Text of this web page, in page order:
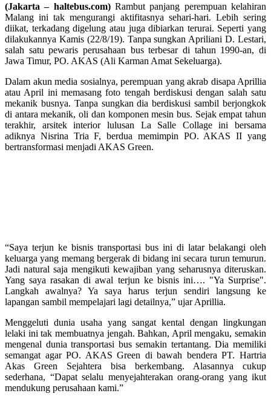
(Jakarta – haltebus.com)Rambut panjang perempuan kelahiran
Malang ini tak mengurangi aktifitasnya sehari-hari. Lebih sering
diikat, terkadang digelung atau juga dibiarkan terurai. Seperti yang
dilakukannya Kamis (22/8/19). Tanpa sungkan Apriliani D. Lestari,
salah satu pewaris perusahaan bus terbesar di tahun 1990-an, di
Jawa Timur, PO. AKAS (Ali Karman Amat Sekeluarga).
Dalam akun media sosialnya, perempuan yang akrab disapa Aprillia
atau April ini memasang foto tengah berdiskusi dengan salah satu
mekanik busnya. Tanpa sungkan dia berdiskusi sambil berjongkok
di antara mekanik, oli dan komponen mesin bus. Sejak empat tahun
terakhir, arsitek interior lulusan La Salle Collage ini bersama
adiknya Nisrina Tria F, berdua memimpin PO. AKAS II yang
bertransformasi menjadi AKAS Green.
“Saya terjun ke bisnis transportasi bus ini di latar belakangi oleh
keluarga yang memang bergerak di bidang ini secara turun temurun.
Jadi natural saja mengikuti kewajiban yang seharusnya diteruskan.
Yang saya rasakan di awal terjun ke bisnis ini…. "Ya Surprise".
Langkah awalnya? Ya saya harus terjun sendiri langsung ke
lapangan sambil mempelajari lagi detailnya,” ujar Aprillia.
Menggeluti dunia usaha yang sangat kental dengan lingkungan
lelaki ini tak membuatnya jengah. Bahkan, April mengaku, semakin
mengenal dunia transportasi bus semakin tertantang. Dia memiliki
semangat agar PO. AKAS Green di bawah bendera PT. Hartria
Akas Green Sejahtera bisa berkembang. Alasannya cukup
sederhana, “Dapat selalu menyejahterakan orang-orang yang ikut
mendukung perusahaan kami.”